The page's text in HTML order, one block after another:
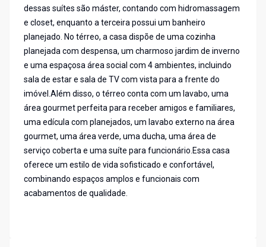
dessas suítes são máster, contando com hidromassagem
e closet, enquanto a terceira possui um banheiro
planejado. No térreo, a casa dispõe de uma cozinha
planejada com despensa, um charmoso jardim de inverno
e uma espaçosa área social com 4 ambientes, incluindo
sala de estar e sala de TV com vista para a frente do
imóvel.Além disso, o térreo conta com um lavabo, uma
área gourmet perfeita para receber amigos e familiares,
uma edícula com planejados, um lavabo externo na área
gourmet, uma área verde, uma ducha, uma área de
serviço coberta e uma suíte para funcionário.Essa casa
oferece um estilo de vida sofisticado e confortável,
combinando espaços amplos e funcionais com
acabamentos de qualidade.